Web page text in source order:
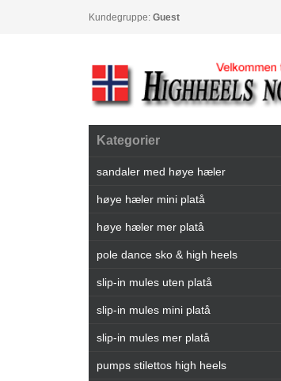
Kundegruppe: Guest
Kategorier
sandaler med høye hæler
høye hæler mini platå
høye hæler mer platå
pole dance sko & high heels
slip-in mules uten platå
slip-in mules mini platå
slip-in mules mer platå
pumps stilettos high heels